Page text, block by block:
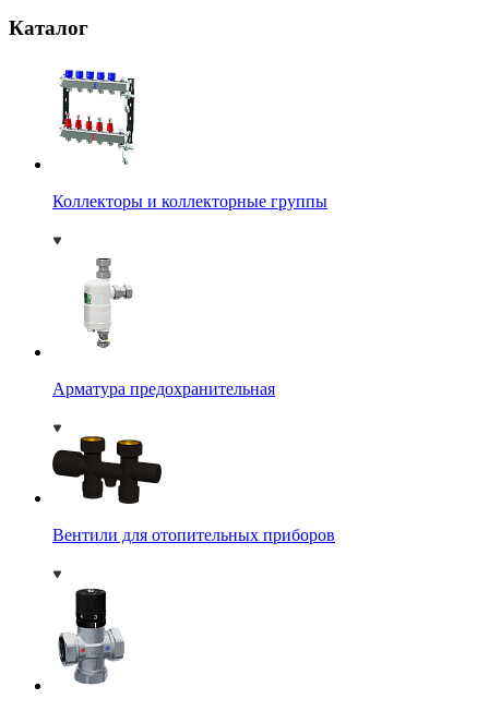
Каталог
Коллекторы и коллекторные группы
Арматура предохранительная
Вентили для отопительных приборов